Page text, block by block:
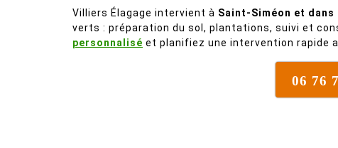
Villiers Élagage intervient à Saint-Siméon et dans
verts : préparation du sol, plantations, suivi et
personnalisé et planifiez une intervention rapide
06 76